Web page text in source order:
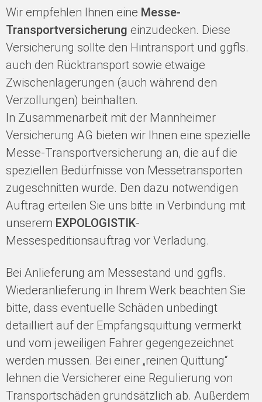
Wir empfehlen Ihnen eine Messe-
Transportversicherung einzudecken. Diese
Versicherung sollte den Hintransport und ggfls.
auch den Rücktransport sowie etwaige
Zwischenlagerungen (auch während den
Verzollungen) beinhalten.
In Zusammenarbeit mit der Mannheimer
Versicherung AG bieten wir Ihnen eine spezielle
Messe-Transportversicherung an, die auf die
speziellen Bedürfnisse von Messetransporten
zugeschnitten wurde. Den dazu notwendigen
Auftrag erteilen Sie uns bitte in Verbindung mit
unserem EXPOLOGISTIK-
Messespeditionsauftrag vor Verladung.
Bei Anlieferung am Messestand und ggfls.
Wiederanlieferung in Ihrem Werk beachten Sie
bitte, dass eventuelle Schäden unbedingt
detailliert auf der Empfangsquittung vermerkt
und vom jeweiligen Fahrer gegengezeichnet
werden müssen. Bei einer „reinen Quittung“
lehnen die Versicherer eine Regulierung von
Transportschäden grundsätzlich ab. Außerdem